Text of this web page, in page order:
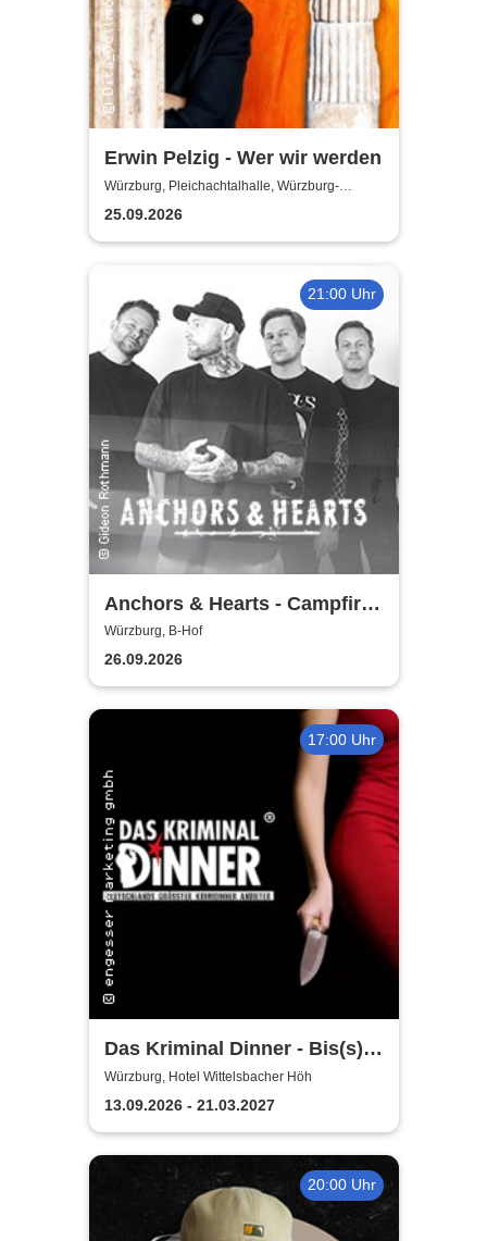
Erwin Pelzig - Wer wir werden
Würzburg, Pleichachtalhalle, Würzburg-
Versbach
25.09.2026
21:00 Uhr
Anchors & Hearts - Campfire
Chronicles Tour 2026
Würzburg, B-Hof
26.09.2026
17:00 Uhr
Das Kriminal Dinner - Bis(s)
zum letzten Zug
Würzburg, Hotel Wittelsbacher Höh
13.09.2026 - 21.03.2027
20:00 Uhr